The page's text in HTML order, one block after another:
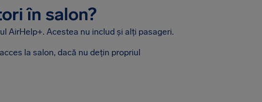
în salon?
AirHelp+. Acestea nu includ și alți pasageri.
la salon, dacă nu dețin propriul